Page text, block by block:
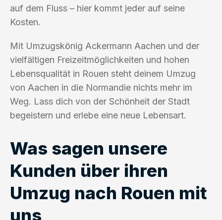
auf dem Fluss – hier kommt jeder auf seine
Kosten.
Mit Umzugskönig Ackermann Aachen und der
vielfältigen Freizeitmöglichkeiten und hohen
Lebensqualität in Rouen steht deinem Umzug
von Aachen in die Normandie nichts mehr im
Weg. Lass dich von der Schönheit der Stadt
begeistern und erlebe eine neue Lebensart.
Was sagen unsere
Kunden über ihren
Umzug nach Rouen mit
uns